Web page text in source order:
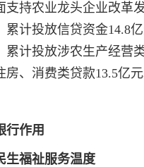
支持农业龙头企业改革
累计投放信贷资金14.8
累计投放涉农生产经营
房、消费类贷款13.5亿
行作用
生福祉服务温度